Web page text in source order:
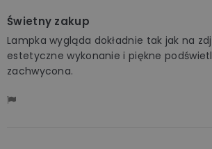
Świetny zakup
Lampka wygląda dokładnie tak jak na
estetyczne wykonanie i piękne
zachwycona.